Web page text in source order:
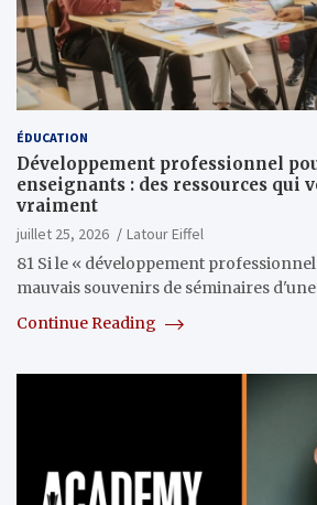
ÉDUCATION
Développement professionnel
enseignants : des ressources qui
vraiment
juillet 25, 2026
Latour Eiffel
81 Si le « développement
mauvais souvenirs de séminaires
Continue Reading